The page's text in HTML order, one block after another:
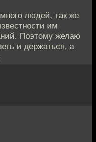
людей, так же
им
Поэтому желаю
и держаться, а